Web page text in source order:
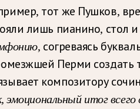
тот же Пушков,
лишь пианино,
, согреваясь
Перми создать
композитору
эмоциональный итог